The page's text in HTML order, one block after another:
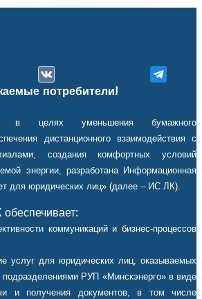
потребители!
в целях уменьшения бумажного
дистанционного взаимодействия с
создания комфортных условий
энергии, разработана Информационная
для юридических лиц» (далее – ИС ЛК).
коммуникаций и бизнес-процессов
услуг для юридических лиц, оказываемых
подразделениями РУП «Минскэнерго» в виде
и получения документов, в том числе